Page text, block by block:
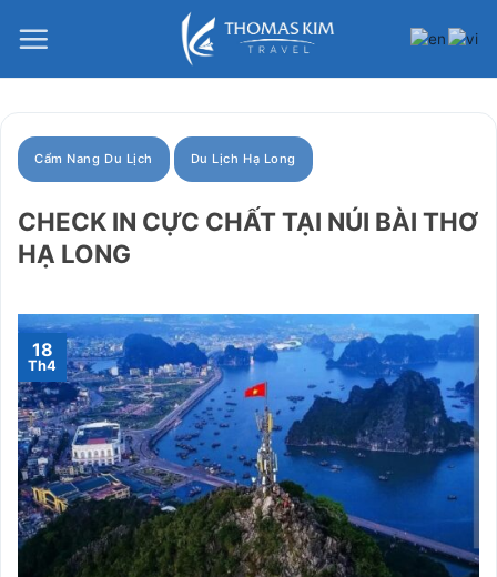
qua
Cẩm Nang Du Lịch Du Lịch Hạ Long
CHECK IN CỰC CHẤT TẠI NÚI BÀI THƠ
HẠ LONG
18
Th4